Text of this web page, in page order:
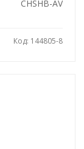
CHSHB-AV
Код: 144805-8